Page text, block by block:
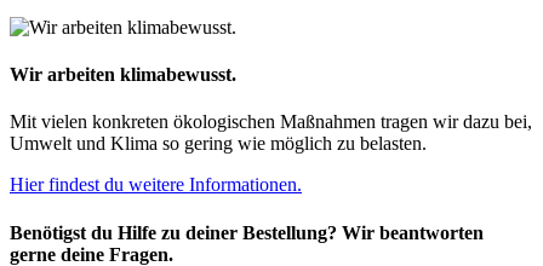
Wir arbeiten klimabewusst.
Mit vielen konkreten ökologischen Maßnahmen tragen wir dazu bei,
Umwelt und Klima so gering wie möglich zu belasten.
Hier findest du weitere Informationen.
Benötigst du Hilfe zu deiner Bestellung? Wir beantworten
gerne deine Fragen.